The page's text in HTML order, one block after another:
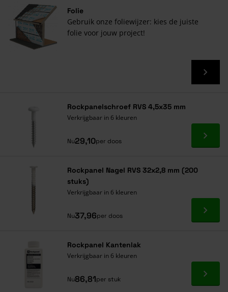
Folie
Gebruik onze foliewijzer: kies de juiste
folie voor jouw project!
Rockpanelschroef RVS 4,5x35 mm
Verkrijgbaar in 6 kleuren
Nu29,10per doos Ga
Rockpanel Nagel RVS 32x2,8 mm (200
stuks)
Verkrijgbaar in 6 kleuren
Nu37,96per doos Ga
Rockpanel Kantenlak
Verkrijgbaar in 6 kleuren
Nu86,81per stuk Ga